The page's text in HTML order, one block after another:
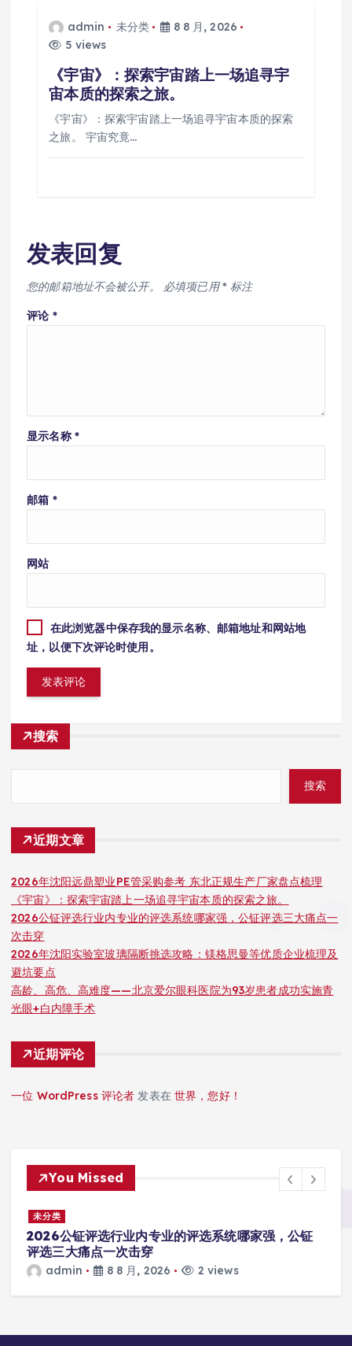
admin 未分类
8 8 月, 2026
5 views
《宇宙》：探索宇宙踏上一场追寻宇
宙本质的探索之旅。
《宇宙》：探索宇宙踏上一场追寻宇宙本质的探索
之旅。 宇宙究竟…
发表回复
您的邮箱地址不会被公开。 必填项已用* 标注
评论 *
显示名称 *
邮箱 *
网站
在此浏览器中保存我的显示名称、邮箱地址和网站地
址，以便下次评论时使用。
搜索
搜索
近期文章
2026年沈阳远鼎塑业PE管采购参考 东北正规生产厂家盘点梳理
《宇宙》：探索宇宙踏上一场追寻宇宙本质的探索之旅。
2026公钲评选行业内专业的评选系统哪家强，公钲评选三大痛点一
次击穿
2026年沈阳实验室玻璃隔断挑选攻略：镁格思曼等优质企业梳理及
避坑要点
高龄、高危、高难度——北京爱尔眼科医院为93岁患者成功实施青
光眼+白内障手术
近期评论
一位 WordPress 评论者 发表在世界，您好！
You Missed
未分类
2026公钲评选行业内专业的评选系统哪家强，公钲
评选三大痛点一次击穿
admin 8 8 月, 2026 2 views